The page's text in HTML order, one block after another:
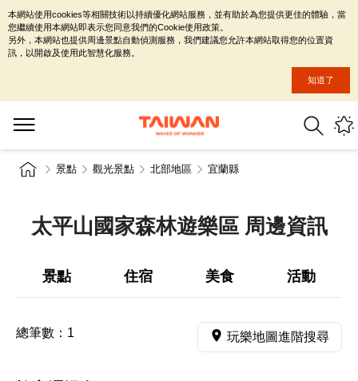
景點 觀光景點 北部地區 宜蘭縣
太平山國家森林遊樂區 周邊資訊
景點 住宿 美食 活動
總筆數： 1 玩樂地圖進階搜尋
本網站使用cookies等相關技術以持續優化網站服務，並有助於為您提供更佳的體驗，當
您繼續使用本網站即表示您同意我們的Cookie使用政策。
另外，本網站也提供周邊景點自動偵測服務，我們建議您允許本網站取得您的位置資
訊，以開啟及使用此智慧化服務。
知道了